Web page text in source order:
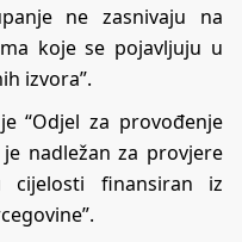
ne zasnivaju na
koje se pojavljuju u
izvora”.
“Odjel za provođenje
nadležan za provjere
finansiran iz